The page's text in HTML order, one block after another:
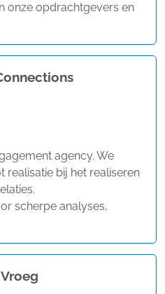
onze opdrachtgevers en
agency. We
realisatie bij het realiseren
scherpe analyses,